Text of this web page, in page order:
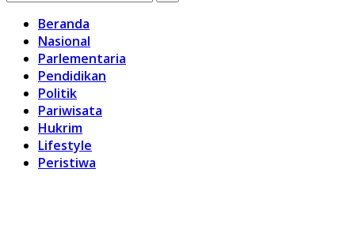
Beranda
Nasional
Parlementaria
Pendidikan
Politik
Pariwisata
Hukrim
Lifestyle
Peristiwa